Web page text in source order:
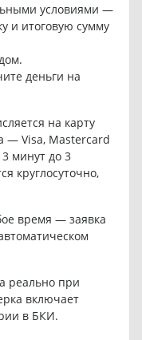
условиями —
и итоговую сумму
деньги на
на карту
— Visa, Mastercard
минут до 3
круглосуточно,
время — заявка
реально при
включает
в БКИ.